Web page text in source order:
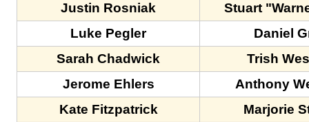
Justin Rosniak
Stuart
Luke Pegler
Daniel
Sarah Chadwick
Trish
Jerome Ehlers
Anthony
Kate Fitzpatrick
Marjorie